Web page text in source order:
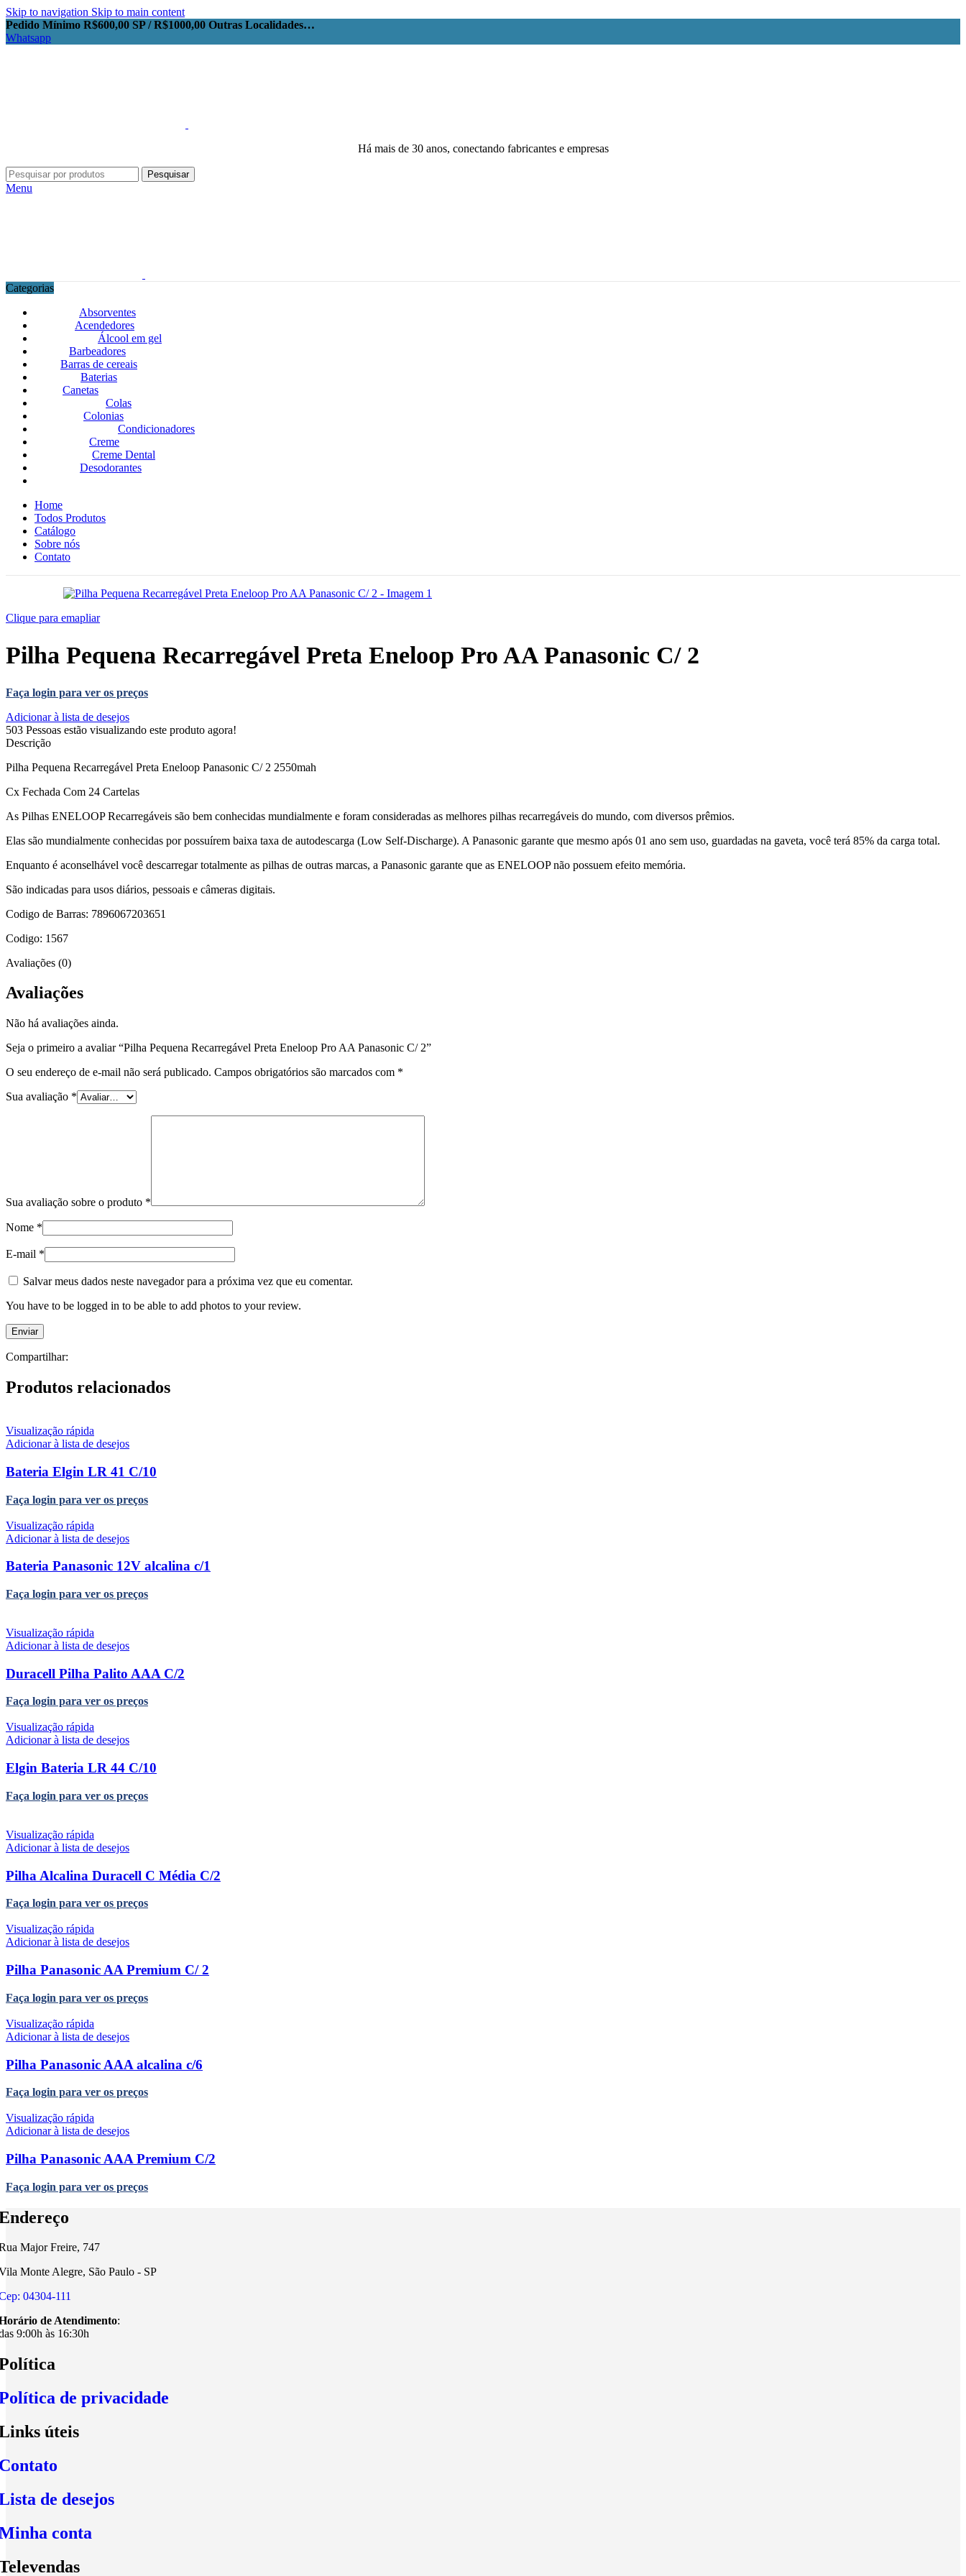
Skip to navigation Skip to main content
Pedido Mínimo R$600,00 SP / R$1000,00 Outras Localidades…
Whatsapp
Há mais de 30 anos, conectando fabricantes e empresas
Pesquisar
Menu
Categorias
Absorventes
Acendedores
Álcool em gel
Barbeadores
Barras de cereais
Baterias
Canetas
Colas
Colonias
Condicionadores
Creme
Creme Dental
Desodorantes
Home
Todos Produtos
Catálogo
Sobre nós
Contato
Clique para emapliar
Pilha Pequena Recarregável Preta Eneloop Pro AA Panasonic C/ 2
Faça login para ver os preços
Adicionar à lista de desejos
503 Pessoas estão visualizando este produto agora!
Descrição
Pilha Pequena Recarregável Preta Eneloop Panasonic C/ 2 2550mah
Cx Fechada Com 24 Cartelas
As Pilhas ENELOOP Recarregáveis são bem conhecidas mundialmente e foram consideradas as melhores pilhas recarregáveis do mundo, com diversos prêmios.
Elas são mundialmente conhecidas por possuírem baixa taxa de autodescarga (Low Self-Discharge). A Panasonic garante que mesmo após 01 ano sem uso, guardadas na gaveta, você terá 85% da carga total.
Enquanto é aconselhável você descarregar totalmente as pilhas de outras marcas, a Panasonic garante que as ENELOOP não possuem efeito memória.
São indicadas para usos diários, pessoais e câmeras digitais.
Codigo de Barras: 7896067203651
Codigo: 1567
Avaliações (0)
Avaliações
Não há avaliações ainda.
Seja o primeiro a avaliar “Pilha Pequena Recarregável Preta Eneloop Pro AA Panasonic C/ 2”
O seu endereço de e-mail não será publicado. Campos obrigatórios são marcados com *
Sua avaliação *
Sua avaliação sobre o produto *
Nome *
E-mail *
Salvar meus dados neste navegador para a próxima vez que eu comentar.
You have to be logged in to be able to add photos to your review.
Compartilhar:
Produtos relacionados
Visualização rápida
Adicionar à lista de desejos
Bateria Elgin LR 41 C/10
Faça login para ver os preços
Visualização rápida
Adicionar à lista de desejos
Bateria Panasonic 12V alcalina c/1
Faça login para ver os preços
Visualização rápida
Adicionar à lista de desejos
Duracell Pilha Palito AAA C/2
Faça login para ver os preços
Visualização rápida
Adicionar à lista de desejos
Elgin Bateria LR 44 C/10
Faça login para ver os preços
Visualização rápida
Adicionar à lista de desejos
Pilha Alcalina Duracell C Média C/2
Faça login para ver os preços
Visualização rápida
Adicionar à lista de desejos
Pilha Panasonic AA Premium C/ 2
Faça login para ver os preços
Visualização rápida
Adicionar à lista de desejos
Pilha Panasonic AAA alcalina c/6
Faça login para ver os preços
Visualização rápida
Adicionar à lista de desejos
Pilha Panasonic AAA Premium C/2
Faça login para ver os preços
Major Freire, 747
Monte Alegre, São Paulo - SP
04304-111
de Atendimento:
9:00h às 16:30h
de privacidade
úteis
de desejos
conta